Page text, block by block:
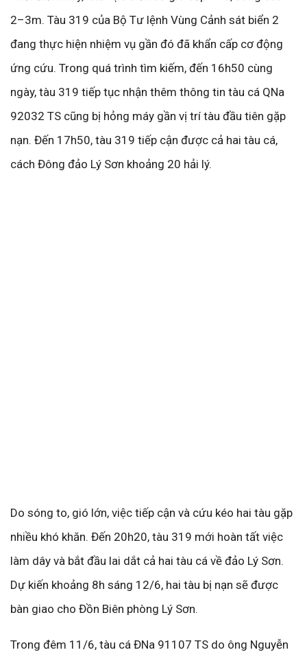
2–3m. Tàu 319 của Bộ Tư lệnh Vùng Cảnh sát biển 2
đang thực hiện nhiệm vụ gần đó đã khẩn cấp cơ động
ứng cứu. Trong quá trình tìm kiếm, đến 16h50 cùng
ngày, tàu 319 tiếp tục nhận thêm thông tin tàu cá QNa
92032 TS cũng bị hỏng máy gần vị trí tàu đầu tiên gặp
nạn. Đến 17h50, tàu 319 tiếp cận được cả hai tàu cá,
cách Đông đảo Lý Sơn khoảng 20 hải lý.
Do sóng to, gió lớn, việc tiếp cận và cứu kéo hai tàu gặp
nhiều khó khăn. Đến 20h20, tàu 319 mới hoàn tất việc
làm dây và bắt đầu lai dắt cả hai tàu cá về đảo Lý Sơn.
Dự kiến khoảng 8h sáng 12/6, hai tàu bị nạn sẽ được
bàn giao cho Đồn Biên phòng Lý Sơn.
Trong đêm 11/6, tàu cá ĐNa 91107 TS do ông Nguyễn